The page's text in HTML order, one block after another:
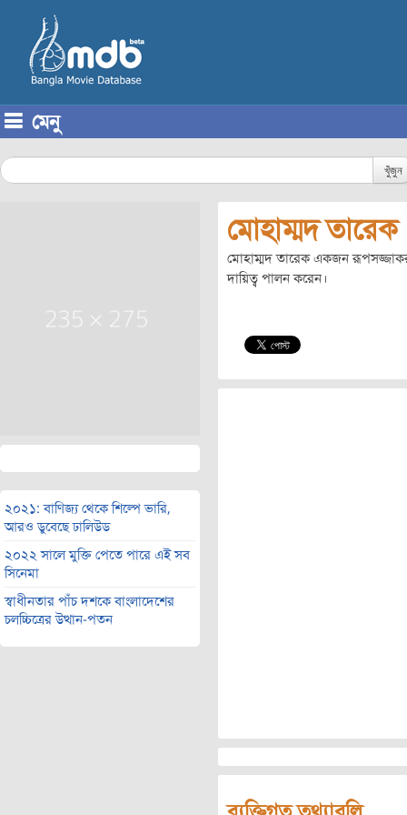
মেনু
খুঁজুন
২০২১: বাণিজ্য থেকে শিল্পে ভারি,
আরও ডুবেছে ঢালিউড
২০২২ সালে মুক্তি পেতে পারে এই সব
সিনেমা
স্বাধীনতার পাঁচ দশকে বাংলাদেশের
চলচ্চিত্রের উত্থান-পতন
মোহাম্মদ তারেক
মোহাম্মদ তারেক একজন রূপসজ্জাকর।
দায়িত্ব পালন করেন।